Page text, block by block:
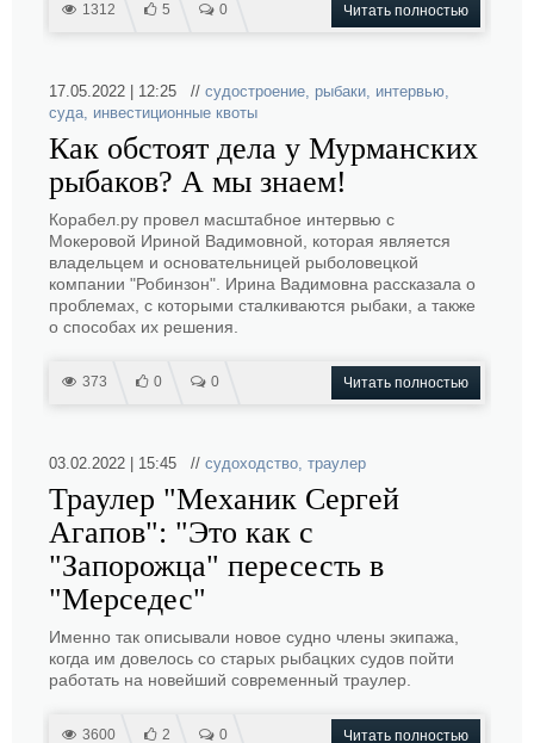
1312 5 0 Читать полностью
17.05.2022 | 12:25 // судостроение, рыбаки, интервью,
суда, инвестиционные квоты
Как обстоят дела у Мурманских
рыбаков? А мы знаем!
Корабел.ру провел масштабное интервью с
Мокеровой Ириной Вадимовной, которая является
владельцем и основательницей рыболовецкой
компании "Робинзон". Ирина Вадимовна рассказала о
проблемах, с которыми сталкиваются рыбаки, а также
о способах их решения.
373 0 0 Читать полностью
03.02.2022 | 15:45 // судоходство, траулер
Траулер "Механик Сергей
Агапов": "Это как с
"Запорожца" пересесть в
"Мерседес"
Именно так описывали новое судно члены экипажа,
когда им довелось со старых рыбацких судов пойти
работать на новейший современный траулер.
3600 2 0 Читать полностью